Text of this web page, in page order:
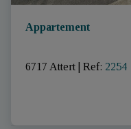
Appartement
6717 Attert Ref: 2254